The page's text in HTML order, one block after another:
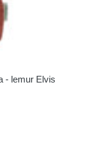
- lemur Elvis